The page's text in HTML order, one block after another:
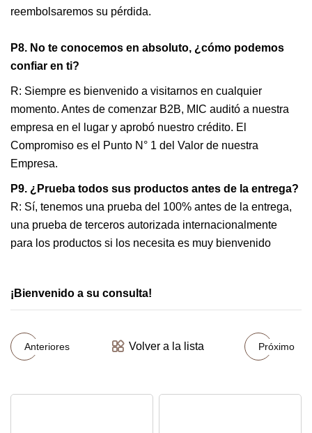
reembolsaremos su pérdida.
P8. No te conocemos en absoluto, ¿cómo podemos
confiar en ti?
R: Siempre es bienvenido a visitarnos en cualquier
momento. Antes de comenzar B2B, MIC auditó a nuestra
empresa en el lugar y aprobó nuestro crédito. El
Compromiso es el Punto N° 1 del Valor de nuestra
Empresa.
P9. ¿Prueba todos sus productos antes de la entrega?
R: Sí, tenemos una prueba del 100% antes de la entrega,
una prueba de terceros autorizada internacionalmente
para los productos si los necesita es muy bienvenido
¡Bienvenido a su consulta!
Anteriores Volver a la lista Próximo